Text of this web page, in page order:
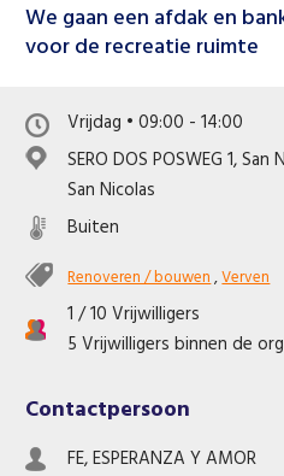
We gaan een afdak en
voor de recreatie ruimte
Vrijdag • 09:00 - 14:00
SERO DOS POSWEG 1, San
San Nicolas
Buiten
Renoveren / bouwen,Verven
1 / 10 Vrijwilligers
5 Vrijwilligers binnen de
Contactpersoon
FE, ESPERANZA Y AMOR